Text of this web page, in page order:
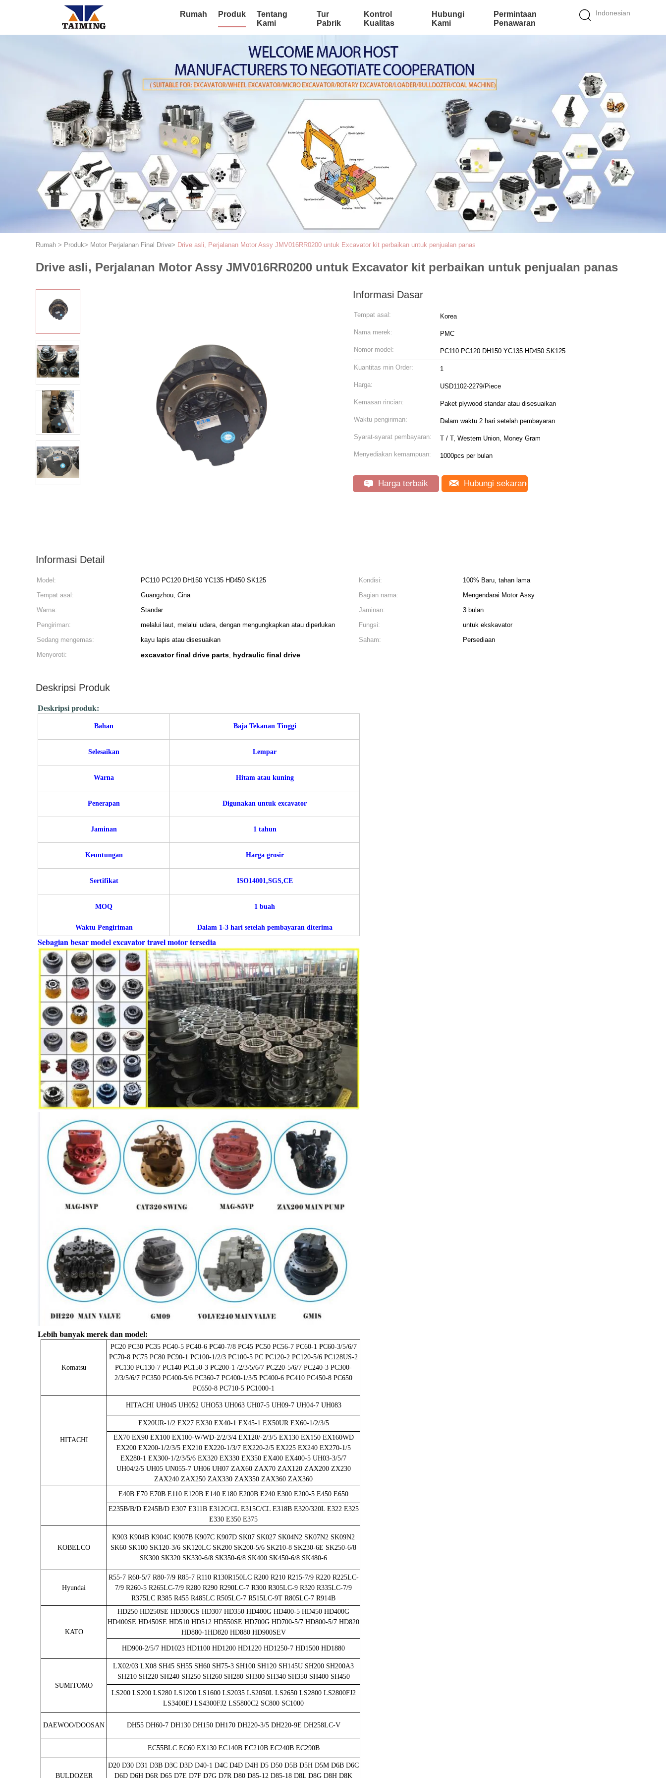
Indonesian
Rumah Produk
Tentang
Kami
Tur
Pabrik
Kontrol
Kualitas
Hubungi
Kami
Permintaan
Penawaran
Rumah > Produk> Motor Perjalanan Final Drive> Drive asli, Perjalanan Motor Assy JMV016RR0200 untuk Excavator kit perbaikan untuk penjualan panas
Drive asli, Perjalanan Motor Assy JMV016RR0200 untuk Excavator kit perbaikan untuk penjualan panas
Informasi Dasar
Tempat asal: Korea
Nama merek: PMC
Nomor model: PC110 PC120 DH150 YC135 HD450 SK125
Kuantitas min Order: 1
Harga: USD1102-2279/Piece
Kemasan rincian: Paket plywood standar atau disesuaikan
Waktu pengiriman: Dalam waktu 2 hari setelah pembayaran
Syarat-syarat pembayaran: T / T, Western Union, Money Gram
Menyediakan kemampuan: 1000pcs per bulan
Harga terbaik Hubungi sekarang
Informasi Detail
Model: PC110 PC120 DH150 YC135 HD450 SK125 Kondisi:
100% Baru, tahan lama
Tempat asal:
Guangzhou, Cina Bagian nama:
Mengendarai Motor Assy
Warna:
Standar Jaminan:
3 bulan
Pengiriman:
melalui laut, melalui udara, dengan mengungkapkan atau diperlukan Fungsi:
untuk ekskavator
Sedang mengemas:
kayu lapis atau disesuaikan Saham:
Persediaan
Menyoroti:
excavator final drive parts, hydraulic final drive
Deskripsi Produk
Deskripsi produk:
Bahan Baja Tekanan Tinggi
Selesaikan Lempar
Warna Hitam atau kuning
Penerapan Digunakan untuk excavator
Jaminan 1 tahun
Keuntungan Harga grosir
Sertifikat ISO14001,SGS,CE
MOQ 1 buah
Waktu Pengiriman Dalam 1-3 hari setelah pembayaran diterima
Sebagian besar model excavator travel motor tersedia
Lebih banyak merek dan model:
Komatsu
PC20 PC30 PC35 PC40-5 PC40-6 PC40-7/8 PC45 PC50 PC56-7 PC60-1 PC60-3/5/6/7
PC70-8 PC75 PC80 PC90-1 PC100-1/2/3 PC100-5 PC PC120-2 PC120-5/6 PC128US-2
PC130 PC130-7 PC140 PC150-3 PC200-1 /2/3/5/6/7 PC220-5/6/7 PC240-3 PC300-
2/3/5/6/7 PC350 PC400-5/6 PC360-7 PC400-1/3/5 PC400-6 PC410 PC450-8 PC650
PC650-8 PC710-5 PC1000-1
HITACHI
HITACHI UH045 UH052 UHO53 UH063 UH07-5 UH09-7 UH04-7 UH083
EX20UR-1/2 EX27 EX30 EX40-1 EX45-1 EX50UR EX60-1/2/3/5
EX70 EX90 EX100 EX100-W/WD-2/2/3/4 EX120/-2/3/5 EX130 EX150 EX160WD
EX200 EX200-1/2/3/5 EX210 EX220-1/3/7 EX220-2/5 EX225 EX240 EX270-1/5
EX280-1 EX300-1/2/3/5/6 EX320 EX330 EX350 EX400 EX400-5 UH03-3/5/7
UH04/2/5 UH05 UN055-7 UH06 UH07 ZAX60 ZAX70 ZAX120 ZAX200 ZX230
ZAX240 ZAX250 ZAX330 ZAX350 ZAX360 ZAX360
E40B E70 E70B E110 E120B E140 E180 E200B E240 E300 E200-5 E450 E650
E235B/B/D E245B/D E307 E311B E312C/CL E315C/CL E318B E320/320L E322 E325
E330 E350 E375
KOBELCO
K903 K904B K904C K907B K907C K907D SK07 SK027 SK04N2 SK07N2 SK09N2
SK60 SK100 SK120-3/6 SK120LC SK200 SK200-5/6 SK210-8 SK230-6E SK250-6/8
SK300 SK320 SK330-6/8 SK350-6/8 SK400 SK450-6/8 SK480-6
Hyundai
R55-7 R60-5/7 R80-7/9 R85-7 R110 R130R150LC R200 R210 R215-7/9 R220 R225LC-
7/9 R260-5 R265LC-7/9 R280 R290 R290LC-7 R300 R305LC-9 R320 R335LC-7/9
R375LC R385 R455 R485LC R505LC-7 R515LC-9T R805LC-7 R914B
KATO
HD250 HD250SE HD300GS HD307 HD350 HD400G HD400-5 HD450 HD400G
HD400SE HD450SE HD510 HD512 HD550SE HD700G HD700-5/7 HD800-5/7 HD820
HD880-1HD820 HD880 HD900SEV
HD900-2/5/7 HD1023 HD1100 HD1200 HD1220 HD1250-7 HD1500 HD1880
SUMITOMO
LX02/03 LX08 SH45 SH55 SH60 SH75-3 SH100 SH120 SH145U SH200 SH200A3
SH210 SH220 SH240 SH250 SH260 SH280 SH300 SH340 SH350 SH400 SH450
LS200 LS200 LS280 LS1200 LS1600 LS2035 LS2050L LS2650 LS2800 LS2800FJ2
LS3400EJ LS4300FJ2 LS5800C2 SC800 SC1000
DAEWOO/DOOSAN DH55 DH60-7 DH130 DH150 DH170 DH220-3/5 DH220-9E DH258LC-V
EC55BLC EC60 EX130 EC140B EC210B EC240B EC290B
BULDOZER
D20 D30 D31 D3B D3C D3D D40-1 D4C D4D D4H D5 D50 D5B D5H D5M D6B D6C
D6D D6H D6R D65 D7E D7F D7G D7R D80 D85-12 D85-18 D8L D8G D8H D8K